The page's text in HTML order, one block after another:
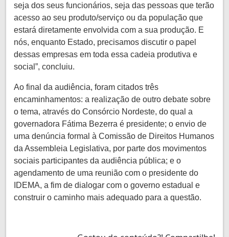
seja dos seus funcionários, seja das pessoas que terão
acesso ao seu produto/serviço ou da população que
estará diretamente envolvida com a sua produção. E
nós, enquanto Estado, precisamos discutir o papel
dessas empresas em toda essa cadeia produtiva e
social”, concluiu.
Ao final da audiência, foram citados três
encaminhamentos: a realização de outro debate sobre
o tema, através do Consórcio Nordeste, do qual a
governadora Fátima Bezerra é presidente; o envio de
uma denúncia formal à Comissão de Direitos Humanos
da Assembleia Legislativa, por parte dos movimentos
sociais participantes da audiência pública; e o
agendamento de uma reunião com o presidente do
IDEMA, a fim de dialogar com o governo estadual e
construir o caminho mais adequado para a questão.